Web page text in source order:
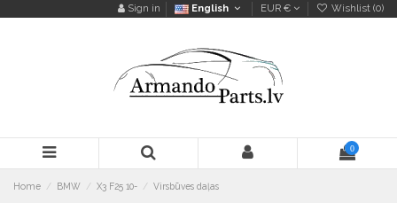
Sign in English EUR € Wishlist (0)
0
Home BMW X3 F25 10- Virsbūves daļas